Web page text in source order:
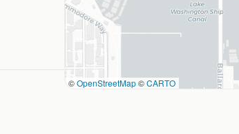
©OpenStreetMap©CARTO